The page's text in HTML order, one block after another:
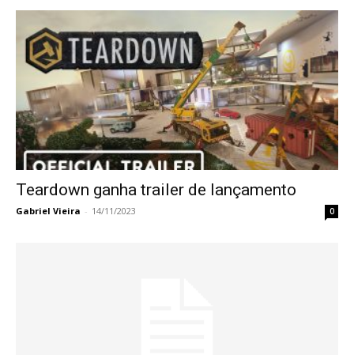
Teardown ganha trailer de lançamento
Gabriel Vieira - 14/11/2023 0